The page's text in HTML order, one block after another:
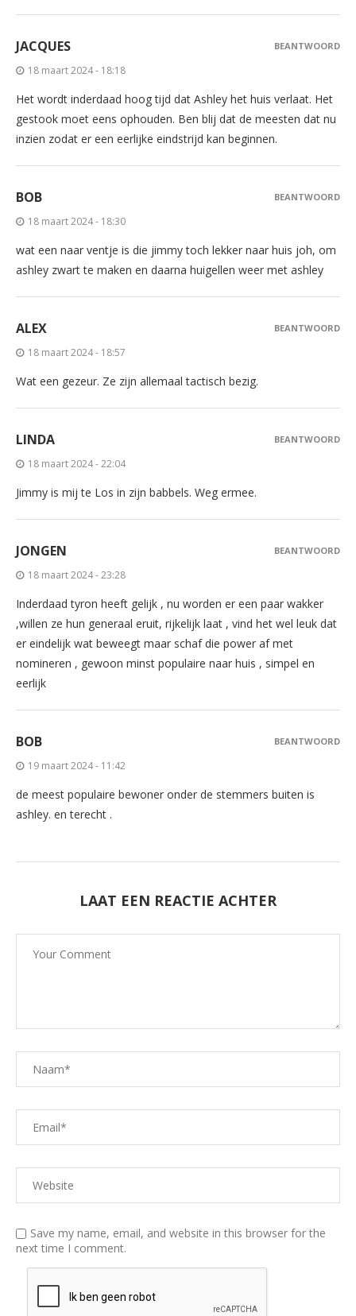
JACQUES
18 maart 2024 - 18:18
Het wordt inderdaad hoog tijd dat Ashley het huis verlaat. Het
gestook moet eens ophouden. Ben blij dat de meesten dat nu
inzien zodat er een eerlijke eindstrijd kan beginnen.
BEANTWOORD
BOB
18 maart 2024 - 18:30
wat een naar ventje is die jimmy toch lekker naar huis joh, om
ashley zwart te maken en daarna huigellen weer met ashley
BEANTWOORD
ALEX
18 maart 2024 - 18:57
Wat een gezeur. Ze zijn allemaal tactisch bezig.
BEANTWOORD
LINDA
18 maart 2024 - 22:04
Jimmy is mij te Los in zijn babbels. Weg ermee.
BEANTWOORD
JONGEN
18 maart 2024 - 23:28
Inderdaad tyron heeft gelijk , nu worden er een paar wakker
,willen ze hun generaal eruit, rijkelijk laat , vind het wel leuk dat
er eindelijk wat beweegt maar schaf die power af met
nomineren , gewoon minst populaire naar huis , simpel en
eerlijk
BEANTWOORD
BOB
19 maart 2024 - 11:42
de meest populaire bewoner onder de stemmers buiten is
ashley. en terecht .
BEANTWOORD
LAAT EEN REACTIE ACHTER
Save my name, email, and website in this browser for the
next time I comment.